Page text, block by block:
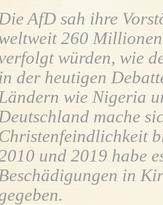
Die AfD sah ihre
260
würden, wie
in der heutigen
Ländern wie Nigeria
Deutschland mache
und 2019 habe
Beschädigungen in